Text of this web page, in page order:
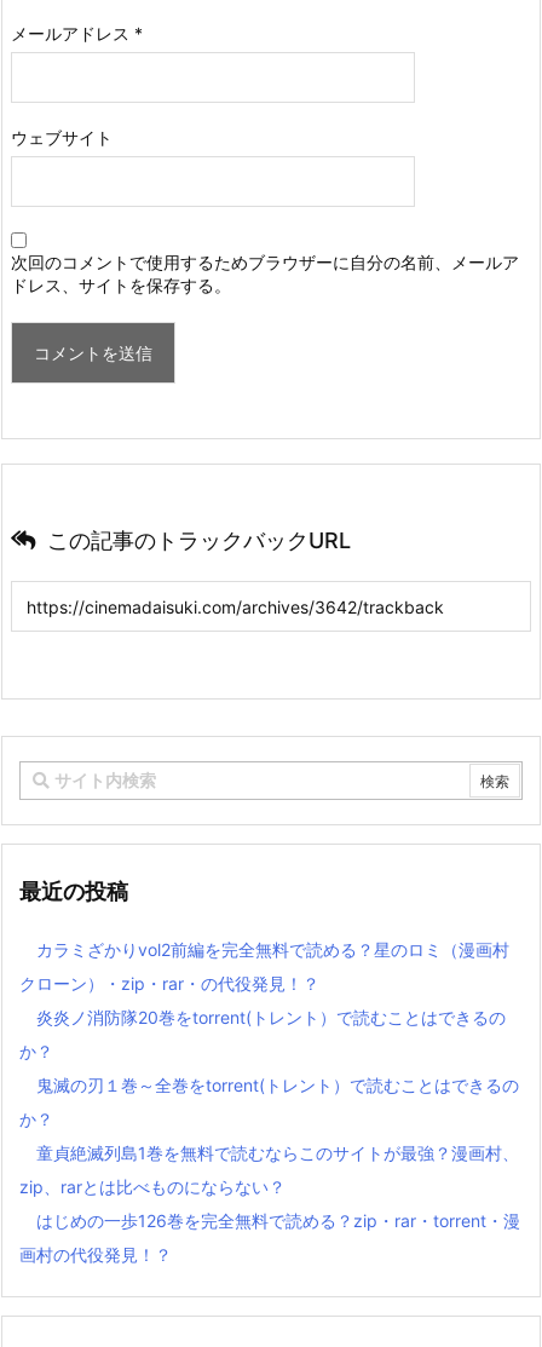
メールアドレス *
ウェブサイト
次回のコメントで使用するためブラウザーに自分の名前、メールア
ドレス、サイトを保存する。
この記事のトラックバックURL
最近の投稿
カラミざかりvol2前編を完全無料で読める？星のロミ（漫画村
クローン）・zip・rar・の代役発見！？
炎炎ノ消防隊20巻をtorrent(トレント）で読むことはできるの
か？
鬼滅の刃１巻～全巻をtorrent(トレント）で読むことはできるの
か？
童貞絶滅列島1巻を無料で読むならこのサイトが最強？漫画村、
zip、rarとは比べものにならない？
はじめの一歩126巻を完全無料で読める？zip・rar・torrent・漫
画村の代役発見！？